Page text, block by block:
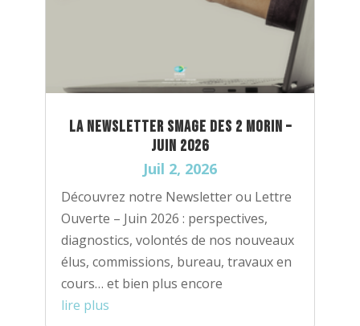
La newsletter SMAGE DES 2 MORIN –
Juin 2026
Juil 2, 2026
Découvrez notre Newsletter ou Lettre
Ouverte – Juin 2026 : perspectives,
diagnostics, volontés de nos nouveaux
élus, commissions, bureau, travaux en
cours… et bien plus encore
lire plus